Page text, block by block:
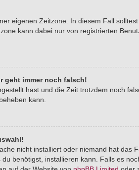
eigenen Zeitzone. In diesem Fall
kann dabei nur von registrierten
geht immer noch falsch!
hast und die Zeit trotzdem noch
kann.
nicht installiert oder niemand hat das
benötigst, installieren kann. Falls es